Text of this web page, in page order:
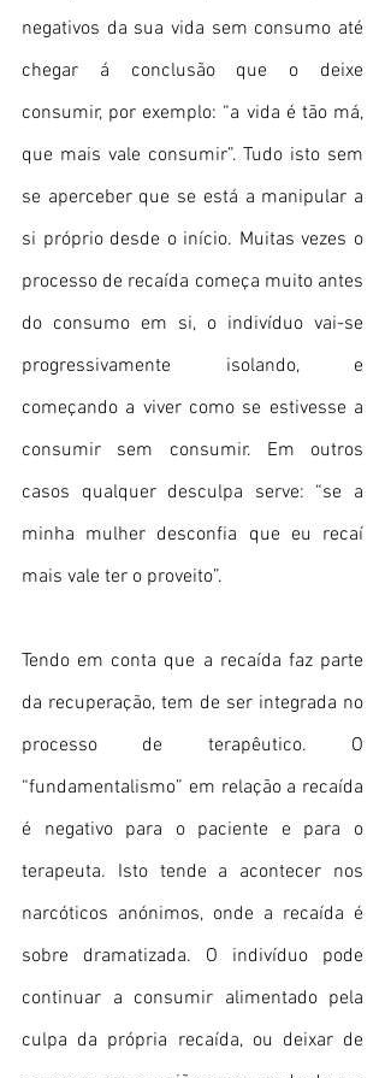
negativos da sua vida sem consumo até
chegar á conclusão que o deixe
consumir, por exemplo: “a vida é tão má,
que mais vale consumir”. Tudo isto sem
se aperceber que se está a manipular a
si próprio desde o início. Muitas vezes o
processo de recaída começa muito antes
do consumo em si, o indivíduo vai-se
progressivamente isolando, e
começando a viver como se estivesse a
consumir sem consumir. Em outros
casos qualquer desculpa serve: “se a
minha mulher desconfia que eu recaí
mais vale ter o proveito”.
Tendo em conta que a recaída faz parte
da recuperação, tem de ser integrada no
processo de terapêutico. O
“fundamentalismo” em relação a recaída
é negativo para o paciente e para o
terapeuta. Isto tende a acontecer nos
narcóticos anónimos, onde a recaída é
sobre dramatizada. O indivíduo pode
continuar a consumir alimentado pela
culpa da própria recaída, ou deixar de